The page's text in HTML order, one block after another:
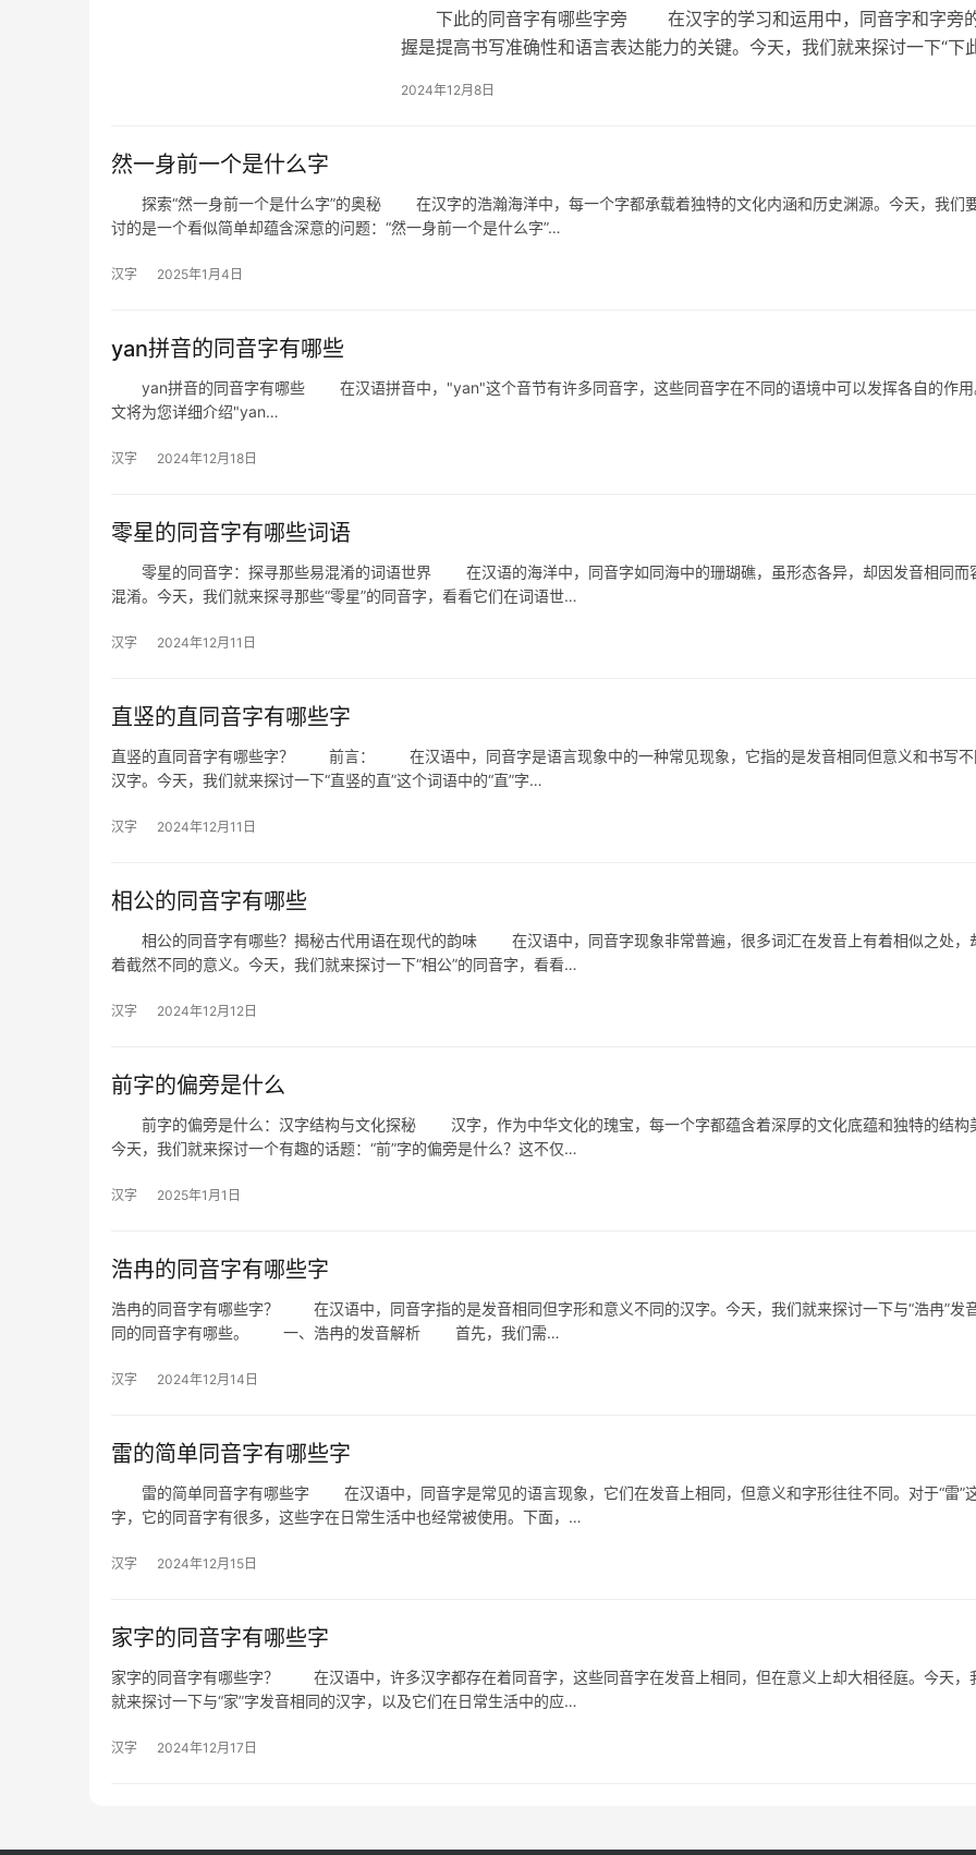
下此的同音字有哪些字旁 在汉字的学习和运用中，同音字和字旁
握是提高书写准确性和语言表达能力的关键。今天，我们就来探讨一下“下
2024年12月8日
然一身前一个是什么字
探索“然一身前一个是什么字”的奥秘 在汉字的浩瀚海洋中，每一个字都承载着独特的文化内涵和历史渊源。今天，我们
讨的是一个看似简单却蕴含深意的问题：“然一身前一个是什么字”…
汉字 2025年1月4日
yan拼音的同音字有哪些
yan拼音的同音字有哪些 在汉语拼音中，"yan"这个音节有许多同音字，这些同音字在不同的语境中可以发挥各自的作用
文将为您详细介绍"yan…
汉字 2024年12月18日
零星的同音字有哪些词语
零星的同音字：探寻那些易混淆的词语世界 在汉语的海洋中，同音字如同海中的珊瑚礁，虽形态各异，却因发音相同而
混淆。今天，我们就来探寻那些“零星”的同音字，看看它们在词语世…
汉字 2024年12月11日
直竖的直同音字有哪些字
直竖的直同音字有哪些字？ 前言： 在汉语中，同音字是语言现象中的一种常见现象，它指的是发音相同但意义和书写不
汉字。今天，我们就来探讨一下“直竖的直”这个词语中的“直”字…
汉字 2024年12月11日
相公的同音字有哪些
相公的同音字有哪些？揭秘古代用语在现代的韵味 在汉语中，同音字现象非常普遍，很多词汇在发音上有着相似之处，
着截然不同的意义。今天，我们就来探讨一下“相公”的同音字，看看…
汉字 2024年12月12日
前字的偏旁是什么
前字的偏旁是什么：汉字结构与文化探秘 汉字，作为中华文化的瑰宝，每一个字都蕴含着深厚的文化底蕴和独特的结构
今天，我们就来探讨一个有趣的话题：“前”字的偏旁是什么？这不仅…
汉字 2025年1月1日
浩冉的同音字有哪些字
浩冉的同音字有哪些字？ 在汉语中，同音字指的是发音相同但字形和意义不同的汉字。今天，我们就来探讨一下与“浩冉”发
同的同音字有哪些。 一、浩冉的发音解析 首先，我们需…
汉字 2024年12月14日
雷的简单同音字有哪些字
雷的简单同音字有哪些字 在汉语中，同音字是常见的语言现象，它们在发音上相同，但意义和字形往往不同。对于“雷”
字，它的同音字有很多，这些字在日常生活中也经常被使用。下面，…
汉字 2024年12月15日
家字的同音字有哪些字
家字的同音字有哪些字？ 在汉语中，许多汉字都存在着同音字，这些同音字在发音上相同，但在意义上却大相径庭。今天，
就来探讨一下与“家”字发音相同的汉字，以及它们在日常生活中的应…
汉字 2024年12月17日